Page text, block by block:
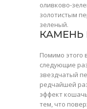
оливково-
золотистым
зеленый.
КАМЕНЬ
Помимо этого
следующие
звездчатый
редчайшей
эффект
тем, что